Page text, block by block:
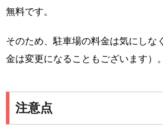
無料です。
そのため、駐車場の料金は気にしな
金は変更になることもございます）。
注意点